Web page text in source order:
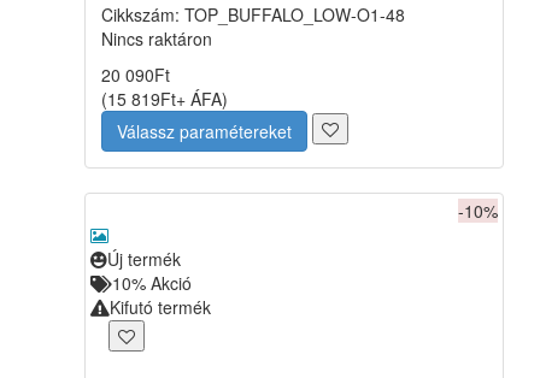
Cikkszám: TOP_BUFFALO_LOW-O1-48
Nincs raktáron
20 090Ft
(15 819Ft+ ÁFA)
Válassz paramétereket
-10%
Új termék
10% Akció
Kifutó termék